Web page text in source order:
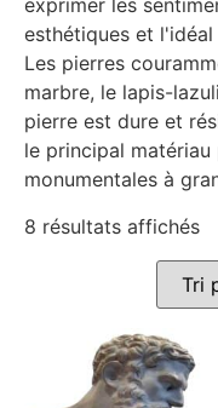
exprimer les
esthétiques et
Les pierres
marbre, le lapis-
pierre est dure et
le principal
monumentales à
8 résultats affichés